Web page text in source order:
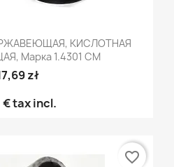
КИСЛОТНАЯ
Марка 1.4301 CM
zł
€tax incl.
favorite_border